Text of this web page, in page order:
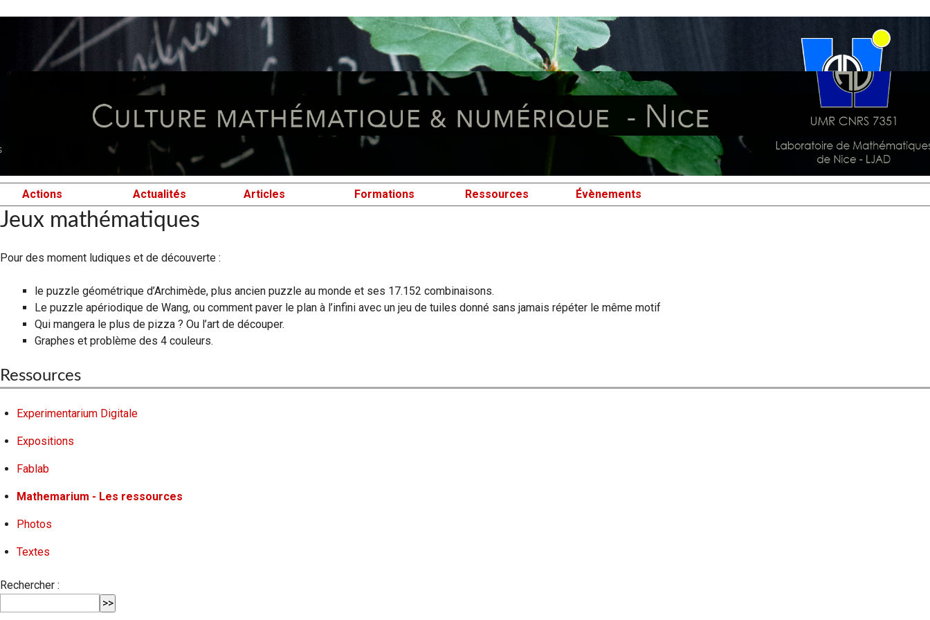
Actions Actualités Articles Formations Ressources Évènements
Jeux mathématiques
Pour des moment ludiques et de découverte :
le puzzle géométrique d’Archimède, plus ancien puzzle au monde et ses 17.152 combinaisons.
Le puzzle apériodique de Wang, ou comment paver le plan à l’infini avec un jeu de tuiles donné sans jamais répéter le même motif
Qui mangera le plus de pizza ? Ou l’art de découper.
Graphes et problème des 4 couleurs.
Ressources
Experimentarium Digitale
Expositions
Fablab
Mathemarium - Les ressources
Photos
Textes
Rechercher :